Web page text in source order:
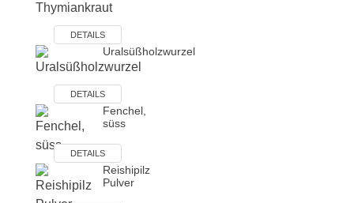
DETAILS
Uralsüßholzwurzel
DETAILS
Fenchel,
süss
DETAILS
Reishipilz
Pulver